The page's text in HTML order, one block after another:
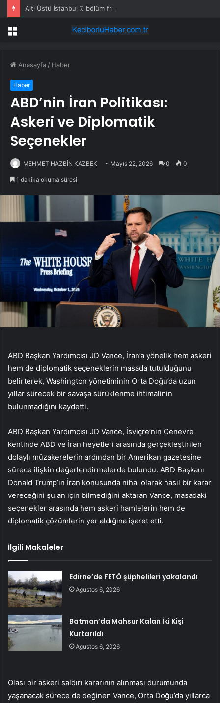
Altı Üstü İstanbul 7. bölüm fragmanı yayınlandı mı?
Menü
Anasayfa / Haber
Haber
ABD’nin İran Politikası:
Askeri ve Diplomatik
Seçenekler
MEHMET HAZBİN KAZBEK Mayıs 22, 2026 0 0
1 dakika okuma süresi
ABD Başkan Yardımcısı JD Vance, İran’a yönelik hem askeri
hem de diplomatik seçeneklerin masada tutulduğunu
belirterek, Washington yönetiminin Orta Doğu’da uzun
yıllar sürecek bir savaşa sürüklenme ihtimalinin
bulunmadığını kaydetti.
ABD Başkan Yardımcısı JD Vance, İsviçre’nin Cenevre
kentinde ABD ve İran heyetleri arasında gerçekleştirilen
dolaylı müzakerelerin ardından bir Amerikan gazetesine
sürece ilişkin değerlendirmelerde bulundu. ABD Başkanı
Donald Trump’ın İran konusunda nihai olarak nasıl bir karar
vereceğini şu an için bilmediğini aktaran Vance, masadaki
seçenekler arasında hem askeri hamlelerin hem de
diplomatik çözümlerin yer aldığına işaret etti.
İlgili Makaleler
Edirne’de FETÖ şüphelileri yakalandı
Ağustos 6, 2026
Batman’da Mahsur Kalan İki Kişi
Kurtarıldı
Ağustos 6, 2026
Olası bir askeri saldırı kararının alınması durumunda
yaşanacak sürece de değinen Vance, Orta Doğu’da yıllarca